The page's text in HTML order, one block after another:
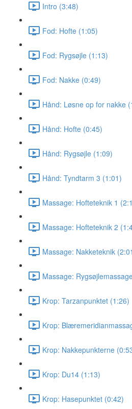
Intro (3:48)
Fod: Hofte (1:05)
Fod: Rygsøjle (1:13)
Fod: Nakke (0:49)
Hånd: Løsne op for nakke
Hånd: Hofte (0:45)
Hånd: Rygsøjle (1:09)
Hånd: Tyndtarm 3 (1:01)
Massage: Hofteteknik 1
Massage: Hofteteknik 2
Massage: Nakketeknik
Massage:
Krop: Tarzanpunktet (1:26)
Krop:
Krop: Nakkepunkterne
Krop: Du14 (1:13)
Krop: Hasepunktet (0:42)